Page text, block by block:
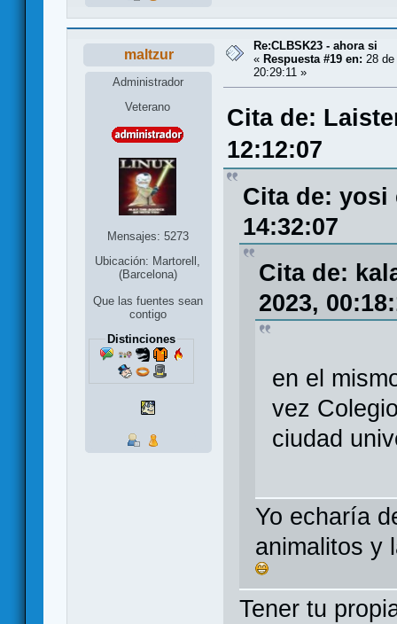
maltzur
Administrador
Veterano
Mensajes: 5273
Ubicación: Martorell,
(Barcelona)
Que las fuentes sean
contigo
Distinciones
Re:CLBSK23 - ahora si
« Respuesta #19 en: 28
20:29:11 »
Cita de:
12:12:07
Cita de: yosi
14:32:07
Cita de:
2023,
en el
vez
ciudad
Yo echaría
animalitos y
Tener tu